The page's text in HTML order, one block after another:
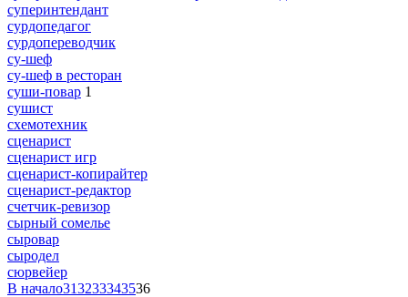
суперинтендант
сурдопедагог
сурдопереводчик
су-шеф
су-шеф в ресторан
суши-повар 1
сушист
схемотехник
сценарист
сценарист игр
сценарист-копирайтер
сценарист-редактор
счетчик-ревизор
сырный сомелье
сыровар
сыродел
сюрвейер
В начало313233343536